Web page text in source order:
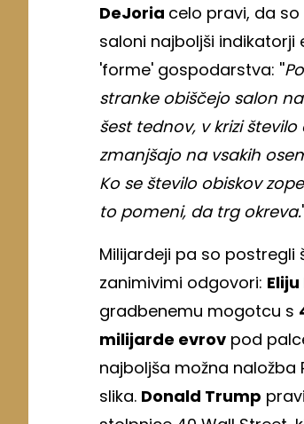
DeJoria celo pravi, da
saloni najboljši indikatorji
'forme' gospodarstva: ''
stranke obiščejo salon
šest tednov, v krizi število
zmanjšajo na vsakih
Ko se število obiskov
to pomeni, da trg okreva.
Milijardeji pa so postregli
zanimivimi odgovori:
gradbenemu mogotcu s
milijarde evrov pod
najboljša možna naložba
slika. Donald Trump